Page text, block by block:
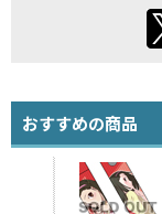
おすすめの商品